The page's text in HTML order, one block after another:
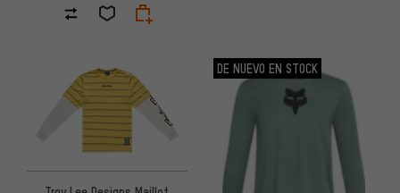
DE NUEVO EN STOCK